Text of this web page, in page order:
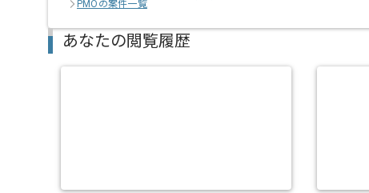
PMOの案件一覧
あなたの閲覧履歴